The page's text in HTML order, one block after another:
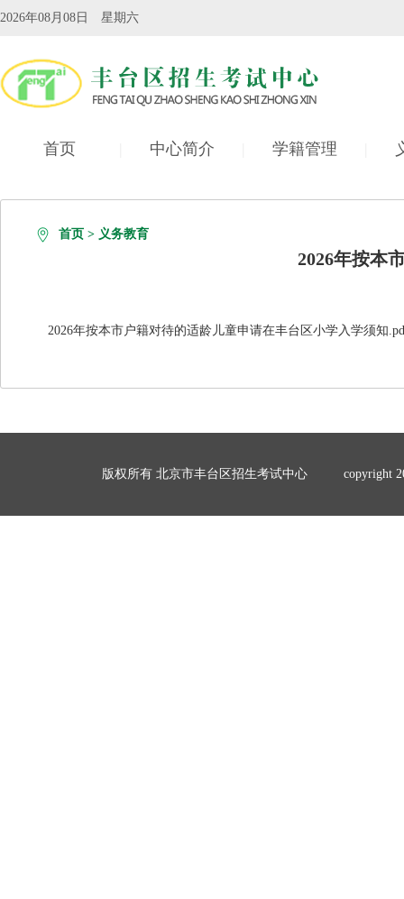
2026年08月08日 星期六
首页 中心简介 学籍管理
首页 > 义务教育
2026年按本
2026年按本市户籍对待的适龄儿童申请在丰台区小学入学须知
版权所有 北京市丰台区招生考试中心 copyright